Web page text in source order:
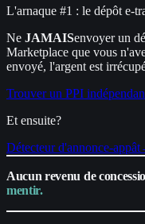
L'arnaque #1 : le dépôt e-
Ne JAMAISenvoyer un
Marketplace que vous
envoyé, l'argent est
Trouver un PPI
Et ensuite?
Détecteur d'annonce-appât
Aucun revenu de
mentir.